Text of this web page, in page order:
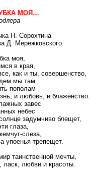
МОЯ…
Н. Сорохтина
Д. Мережковского
моя,
в края,
как и ты, совершенство,
мы там
пополам
и любовь, и блаженство.
завес
небес
задумчиво блещет,
глаза,
слеза,
упоенья трепещет.
таинственной мечты,
ласк, любви и красоты.